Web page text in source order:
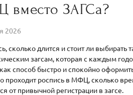
вместо ЗАГСа?
2026
сколько длится и стоит ли выбирать
загсам, которая с каждым
способ быстро и спокойно
проходит роспись в МФЦ, сколько
от привычной регистрации в загсе.